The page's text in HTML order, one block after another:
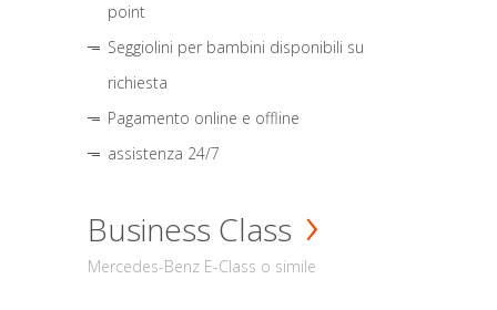
point
Seggiolini per bambini disponibili su
richiesta
Pagamento online e offline
assistenza 24/7
Business Class
Mercedes-Benz E-Class o simile